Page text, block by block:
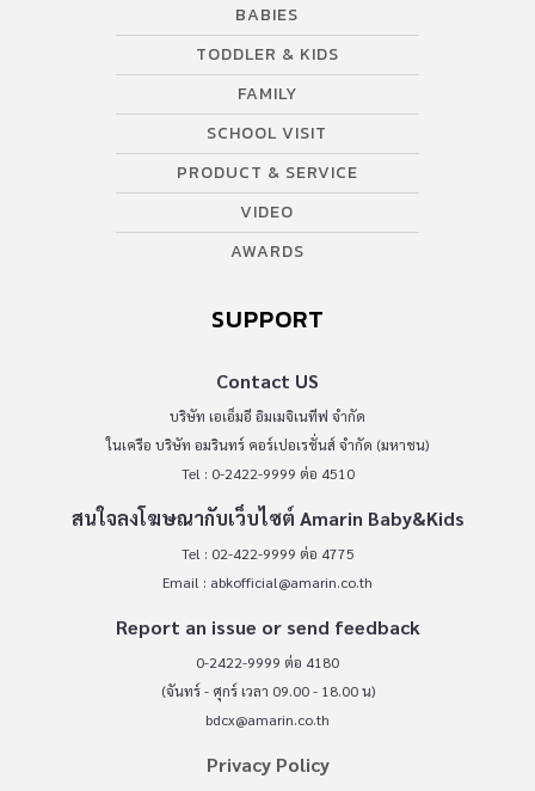
BABIES
TODDLER & KIDS
FAMILY
SCHOOL VISIT
PRODUCT & SERVICE
VIDEO
AWARDS
SUPPORT
Contact US
บริษัท เอเอ็มอี อิมเมจิเนทีฟ จำกัด
ในเครือ บริษัท อมรินทร์ คอร์เปอเรชั่นส์ จำกัด (มหาชน)
Tel : 0-2422-9999 ต่อ 4510
สนใจลงโฆษณากับเว็บไซต์ Amarin Baby&Kids
Tel : 02-422-9999 ต่อ 4775
Email : abkofficial@amarin.co.th
Report an issue or send feedback
0-2422-9999 ต่อ 4180
(จันทร์ - ศุกร์ เวลา 09.00 - 18.00 น)
bdcx@amarin.co.th
Privacy Policy